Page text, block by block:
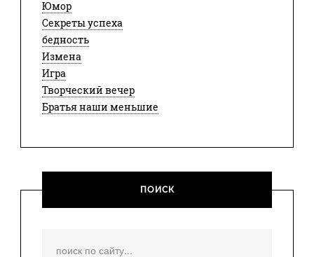
Юмор
Секреты успеха
бедность
Измена
Игра
Творческий вечер
Братья наши меньшие
ПОИСК